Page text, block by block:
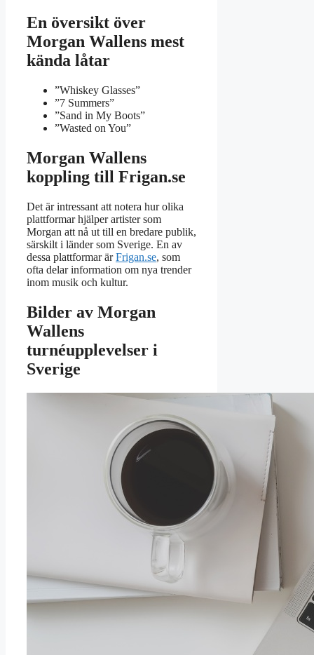
En översikt över
Morgan Wallens mest
kända låtar
”Whiskey Glasses”
”7 Summers”
”Sand in My Boots”
”Wasted on You”
Morgan Wallens
koppling till Frigan.se
Det är intressant att notera hur olika
plattformar hjälper artister som
Morgan att nå ut till en bredare publik,
särskilt i länder som Sverige. En av
dessa plattformar ärFrigan.se, som
ofta delar information om nya trender
inom musik och kultur.
Bilder av Morgan
Wallens
turnéupplevelser i
Sverige